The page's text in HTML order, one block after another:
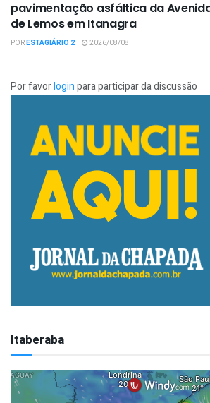
pavimentação asfáltica da
de Lemos em Itanagra
PORESTAGIÁRIO 2 2026/08/08
Por favorloginpara participar da discussão
Itaberaba